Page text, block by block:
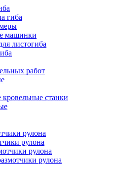
гиба
машинки
листогиба
работ
станки
рулона
рулона
рулона
рулона